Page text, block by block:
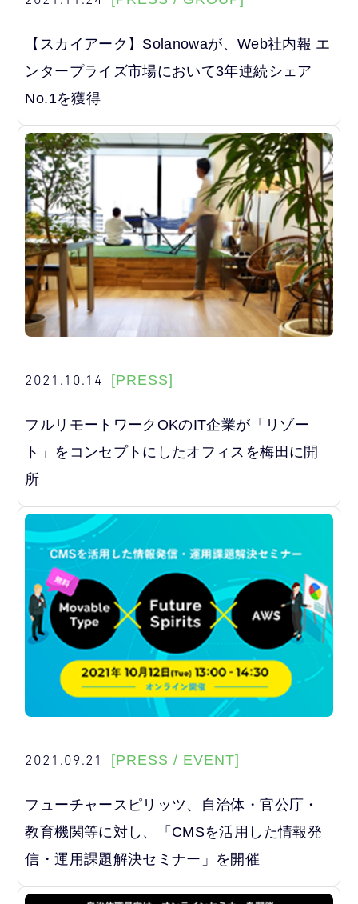
【スカイアーク】Solanowaが、Web社内報 エ
ンタープライズ市場において3年連続シェア
No.1を獲得
2021.10.14 [PRESS]
フルリモートワークOKのIT企業が「リゾー
ト」をコンセプトにしたオフィスを梅田に開
所
2021.09.21 [PRESS / EVENT]
フューチャースピリッツ、自治体・官公庁・
教育機関等に対し、「CMSを活用した情報発
信・運用課題解決セミナー」を開催